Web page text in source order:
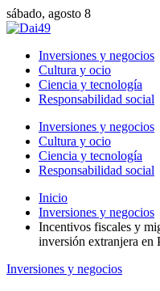
sábado, agosto 8
Inversiones y negocios
Cultura y ocio
Ciencia y tecnología
Responsabilidad social
Inversiones y negocios
Cultura y ocio
Ciencia y tecnología
Responsabilidad social
Inicio
Inversiones y negocios
Incentivos fiscales y
inversión extranjera en
Inversiones y negocios